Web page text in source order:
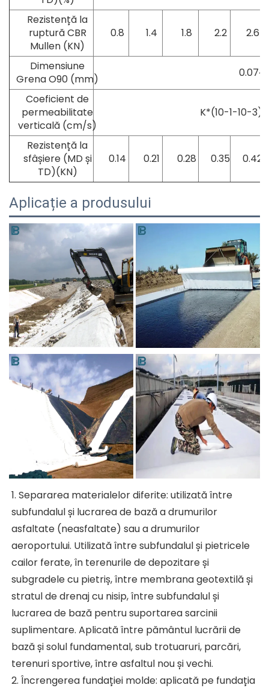
Rezistență la
ruptură CBR
Mullen (KN)
0.8 1.4 1.8 2.2 2.6
Dimensiune
Grena O90 (mm)
Coeficient de
permeabilitate
verticală (cm/s)
K*(10-1-10-3)
Rezistență la
sfâșiere (MD și
TD)(KN)
0.14 0.21 0.28 0.35 0.42
Aplicație a produsului
1. Separarea materialelor diferite: utilizată între
subfundalul și lucrarea de bază a drumurilor
asfaltate (neasfaltate) sau a drumurilor
aeroportului. Utilizată între subfundalul și pietricele
cailor ferate, în terenurile de depozitare și
subgradele cu pietriș, între membrana geotextilă și
stratul de drenaj cu nisip, între subfundalul și
lucrarea de bază pentru suportarea sarcinii
suplimentare. Aplicată între pământul lucrării de
bază și solul fundamental, sub trotuaruri, parcări,
terenuri sportive, între asfaltul nou și vechi.
2. Încrengerea fundației molde: aplicată pe fundația